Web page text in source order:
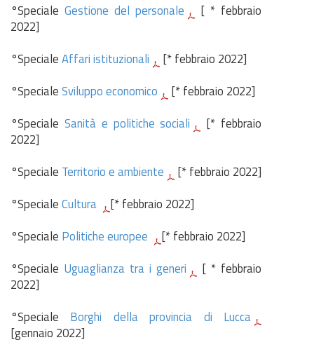
°Speciale Gestione del personale
[ * febbraio
2022]
°SpecialeAffari istituzionali
[* febbraio 2022]
°SpecialeSviluppo economico
[* febbraio 2022]
°Speciale Sanità e politiche sociali
[* febbraio
2022]
°Speciale Territorio e ambiente
[* febbraio 2022]
°SpecialeCultura
[* febbraio 2022]
°Speciale Politiche europee
[* febbraio 2022]
°Speciale Uguaglianza tra i generi
[ * febbraio
2022]
°Speciale Borghi della provincia di Lucca
[gennaio 2022]